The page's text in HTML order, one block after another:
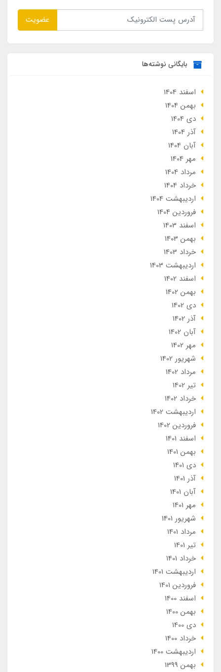
عضویت
بایگانی نوشته‌ها
اسفند 1404
بهمن 1404
دی 1404
آذر 1404
آبان 1404
مهر 1404
مرداد 1404
خرداد 1404
ارديبهشت 1404
فروردین 1404
اسفند 1403
بهمن 1403
خرداد 1403
ارديبهشت 1403
اسفند 1402
بهمن 1402
دی 1402
آذر 1402
آبان 1402
مهر 1402
شهریور 1402
مرداد 1402
تير 1402
خرداد 1402
ارديبهشت 1402
فروردین 1402
اسفند 1401
بهمن 1401
دی 1401
آذر 1401
آبان 1401
مهر 1401
شهریور 1401
مرداد 1401
تير 1401
خرداد 1401
ارديبهشت 1401
فروردین 1401
اسفند 1400
بهمن 1400
دی 1400
خرداد 1400
ارديبهشت 1400
بهمن 1399